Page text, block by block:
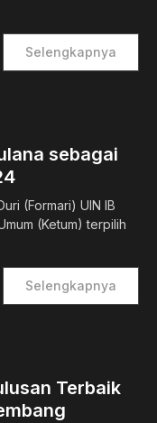
Selengkapnya
sebagai
(Formari) UIN IB
(Ketum) terpilih
Selengkapnya
Terbaik